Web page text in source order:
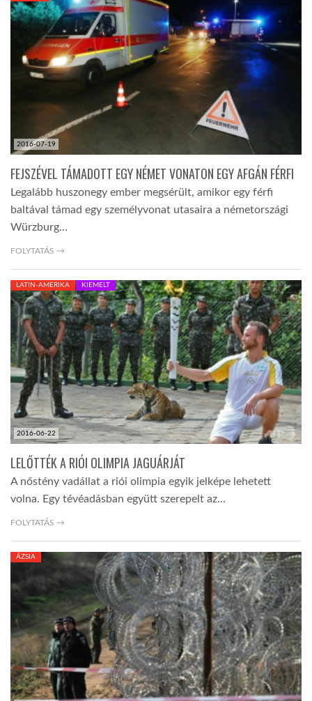
DOBRAVERO.HU
LATIMO.HU
GLOBOBOOK
2016-07-19
FEJSZÉVEL TÁMADOTT EGY NÉMET VONATON EGY AFGÁN FÉRFI
Legalább huszonegy ember megsérült, amikor egy férfi
baltával támad egy személyvonat utasaira a németországi
Würzburg…
FOLYTATÁS →
2016-06-22
LATIN-AMERIKA KIEMELT
LELŐTTÉK A RIÓI OLIMPIA JAGUÁRJÁT
A nőstény vadállat a riói olimpia egyik jelképe lehetett
volna. Egy tévéadásban együtt szerepelt az…
FOLYTATÁS →
ÁZSIA